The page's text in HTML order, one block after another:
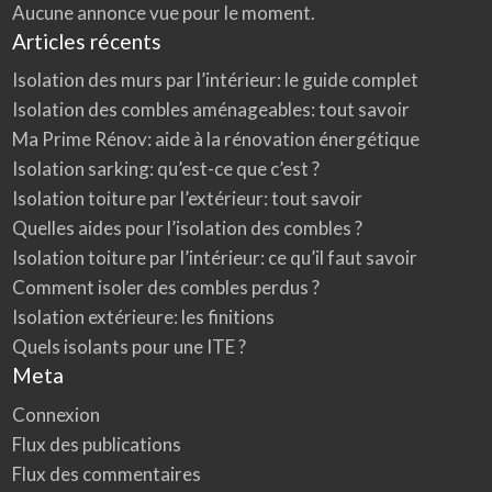
a
b
l
e
:
t
u
s
v
o
i
r
Aucune annonce vue pour le moment.
Articles récents
Isolation des murs par l’intérieur: le guide complet
Isolation des combles aménageables: tout savoir
Ma Prime Rénov: aide à la rénovation énergétique
Isolation sarking: qu’est-ce que c’est ?
Isolation toiture par l’extérieur: tout savoir
Quelles aides pour l’isolation des combles ?
Isolation toiture par l’intérieur: ce qu’il faut savoir
Comment isoler des combles perdus ?
Isolation extérieure: les finitions
Quels isolants pour une ITE ?
Meta
Connexion
Flux des publications
Flux des commentaires